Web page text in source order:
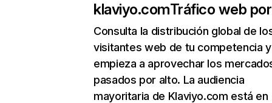
klaviyo.comTráfico web
Consulta la distribución global de
visitantes web de tu competencia y
empieza a aprovechar los
pasados por alto. La audiencia
mayoritaria de Klaviyo.com está en